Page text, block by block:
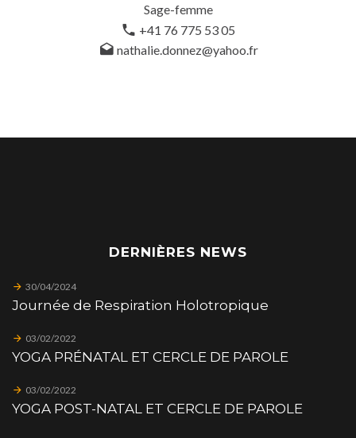
Sage-femme
+41 76 775 53 05
nathalie.donnez@yahoo.fr
DERNIÈRES NEWS
30/04/2024
Journée de Respiration Holotropique
03/02/2022
YOGA PRÉNATAL ET CERCLE DE PAROLE
03/02/2022
YOGA POST-NATAL ET CERCLE DE PAROLE